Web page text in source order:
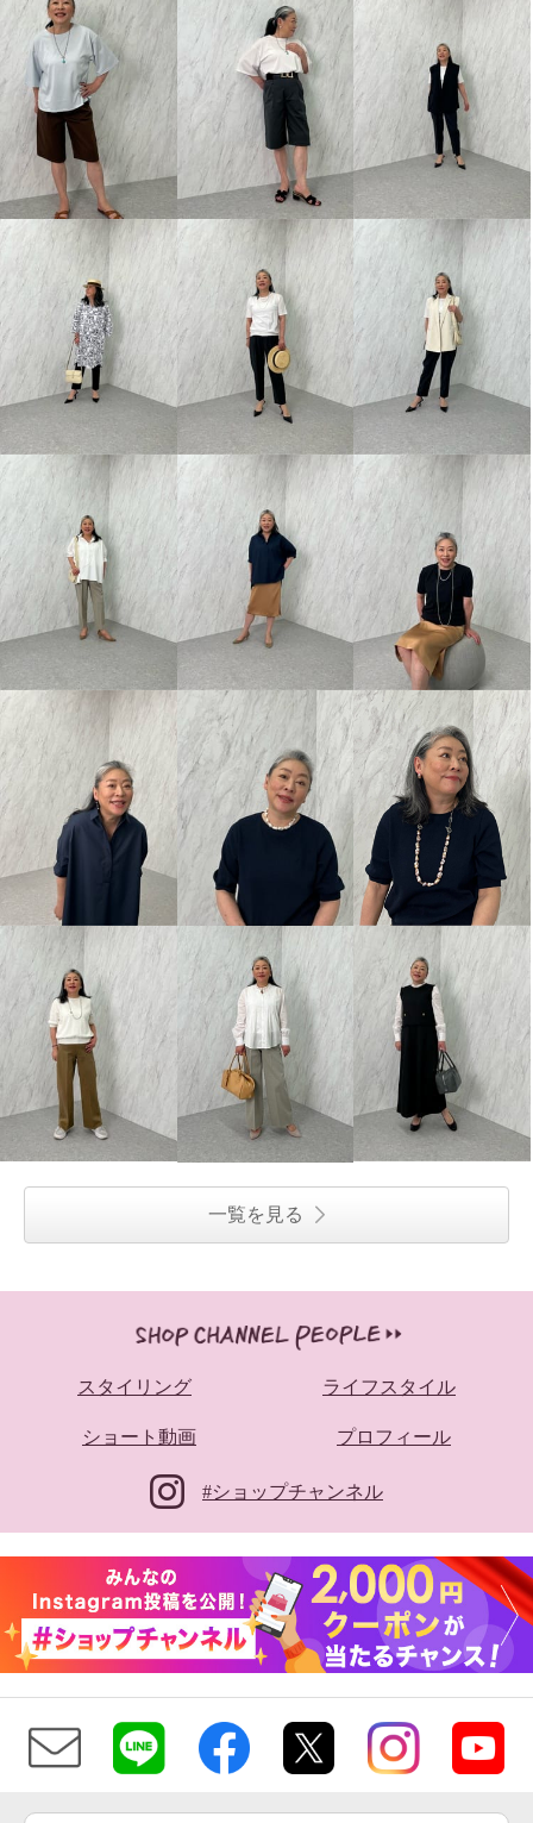
一覧を見る
スタイリング ライフスタイル
ショート動画 プロフィール
#ショップチャンネル